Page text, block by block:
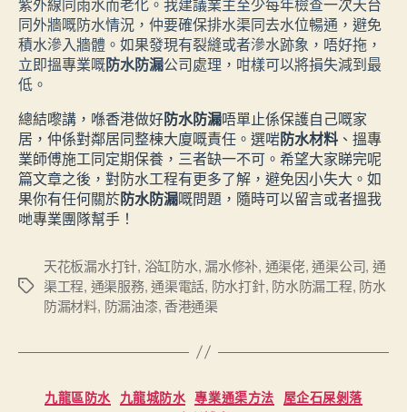
同外牆嘅防水情況，仲要確保排水渠同去水位暢通，避免
積水滲入牆體。如果發現有裂縫或者滲水跡象，唔好拖，
立即搵專業嘅防水防漏公司處理，咁樣可以將損失減到最
低。
總結嚟講，喺香港做好防水防漏唔單止係保護自己嘅家
居，仲係對鄰居同整棟大廈嘅責任。選啱防水材料 、搵專
業師傅施工同定期保養，三者缺一不可。希望大家睇完呢
篇文章之後，對防水工程有更多了解，避免因小失大。如
果你有任何關於防水防漏嘅問題，隨時可以留言或者搵我
哋專業團隊幫手！
Tags
天花板漏水打针, 浴缸防水, 漏水修补, 通渠佬,通渠公司, 通
渠工程, 通渠服務,通渠電話, 防水打針, 防水防漏工程, 防水
防漏材料, 防漏油漆,香港通渠
Categories
九龍區防水 九龍城防水 專業通渠方法 屋企石屎剝落